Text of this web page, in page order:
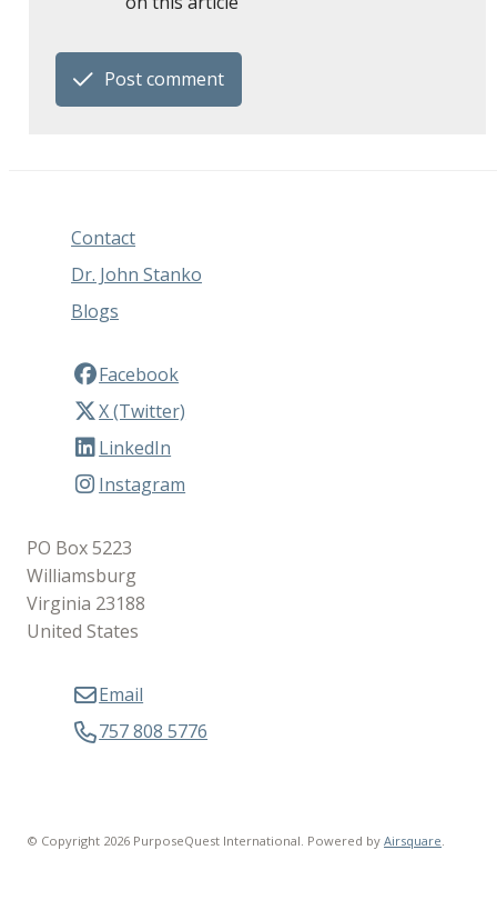
Post comment
Contact
Dr. John Stanko
Blogs
Facebook
X (Twitter)
LinkedIn
Instagram
PO Box 5223
Williamsburg
Virginia 23188
United States
Email
757 808 5776
© Copyright 2026 PurposeQuest International. Powered byAirsquare